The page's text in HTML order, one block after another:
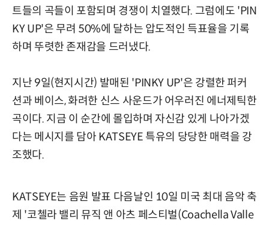
트들의 곡들이 포함되며 경쟁이 치열했다. 그럼에도 'PIN
KY UP'은 무려 50%에 달하는 압도적인 득표율을 기록
하며 뚜렷한 존재감을 드러냈다.
지난 9일(현지시간) 발매된 'PINKY UP'은 강렬한 퍼커
션과 베이스, 화려한 신스 사운드가 어우러진 에너제틱한
곡이다. 지금 이 순간에 몰입하며 자신감 있게 나아가겠
다는 메시지를 담아 KATSEYE 특유의 당당한 매력을 강
조했다.
KATSEYE는 음원 발표 다음날인 10일 미국 최대 음악 축
제 '코첼라 밸리 뮤직 앤 아츠 페스티벌(Coachella Valle